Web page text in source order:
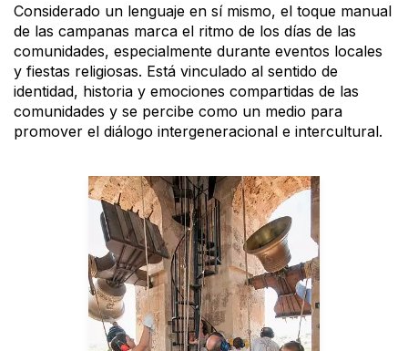
Considerado un lenguaje en sí mismo, el toque manual
de las campanas marca el ritmo de los días de las
comunidades, especialmente durante eventos locales
y fiestas religiosas. Está vinculado al sentido de
identidad, historia y emociones compartidas de las
comunidades y se percibe como un medio para
promover el diálogo intergeneracional e intercultural.